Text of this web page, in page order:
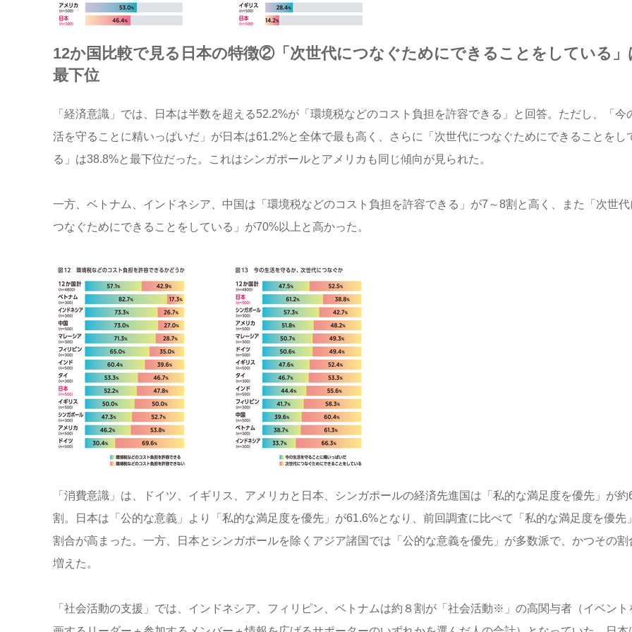
12か国比較で見る日本の特徴②「次世代につなぐためにできることをしている」
最下位
「経済意識」では、日本は半数を超える52.2%が「環境税などのコスト負担を許容できる」と回答。ただし、「今
活を守ることに精いっぱいだ」が日本は61.2%と全体で最も高く、さらに「次世代につなぐためにできることをし
る」は38.8%と最下位だった。これはシンガポールとアメリカも同じ傾向が見られた。
一方、ベトナム、インドネシア、中国は「環境税などのコスト負担を許容できる」が7～8割と高く、また「次世代
つなぐためにできることをしている」が70%以上と高かった。
「消費意識」は、ドイツ、イギリス、アメリカと日本、シンガポールの経済先進国は「私的な満足度を優先」が約
割。日本は「公的な意義」より「私的な満足度を優先」が61.6%となり、前回調査に比べて「私的な満足度を優先
割合が高まった。一方、日本とシンガポールを除くアジア諸国では「公的な意義を優先」が多数派で、かつその割
増えた。
「社会活動の支援」では、インドネシア、フィリピン、ベトナムは約８割が「社会活動※」の高関与者（イベント